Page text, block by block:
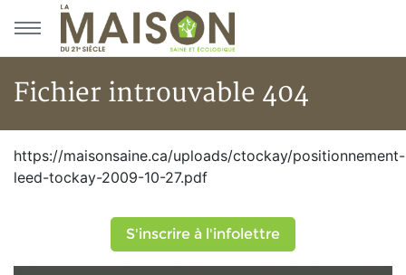
Aller au menu principal
Aller au contenu principal
Fichier introuvable 404
Fichier introuvable 404
https://maisonsaine.ca/uploads/ctockay/positionnement-
leed-tockay-2009-10-27.pdf
S'inscrire à l'infolettre